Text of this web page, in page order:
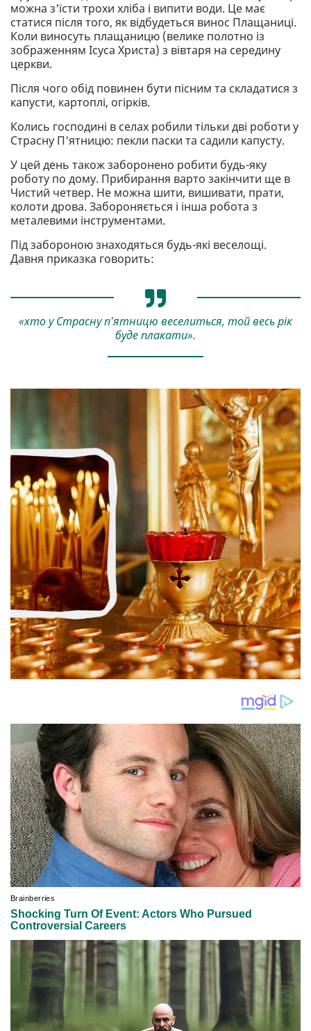
можна з'їсти трохи хліба і випити води. Це має
статися після того, як відбудеться винос Плащаниці.
Коли виносуть плащаницю (велике полотно із
зображенням Ісуса Христа) з вівтаря на середину
церкви.
Після чого обід повинен бути пісним та складатися з
капусти, картоплі, огірків.
Колись господині в селах робили тільки дві роботи у
Страсну П'ятницю: пекли паски та садили капусту.
У цей день також заборонено робити будь-яку
роботу по дому. Прибирання варто закінчити ще в
Чистий четвер. Не можна шити, вишивати, прати,
колоти дрова. Забороняється і інша робота з
металевими інструментами.
Під забороною знаходяться будь-які веселощі.
Давня приказка говорить:
«хто у Страсну п'ятницю веселиться, той весь рік
буде плакати».